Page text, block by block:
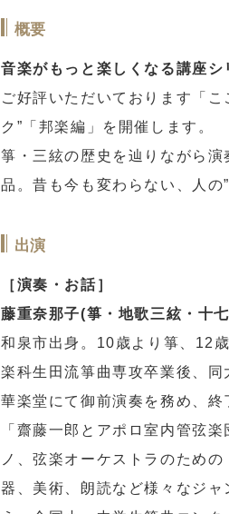
概要
音楽がもっと楽しくなる講座シ
ご好評いただいております「
ク”「邦楽編」を開催します。
箏・三絃の歴史を辿りながら
品。昔も今も変わらない、人の
出演
［演奏・お話］
藤重奈那子(箏・地歌三絃・十
和泉市出身。10歳より箏、12
楽科生田流箏曲専攻卒業後、
華楽堂にて御前演奏を務め、終
「齋藤一郎とアポロ室内管弦
ノ、弦楽オーケストラのため
器、美術、朗読など様々なジ